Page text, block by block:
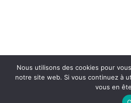
Nous utilisons des cookies pour
notre site web. Si vous continuez à
vous en